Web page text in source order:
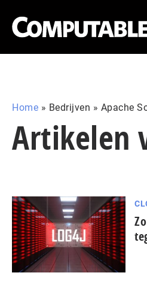
Home » Bedrijven » Apache
Artikelen